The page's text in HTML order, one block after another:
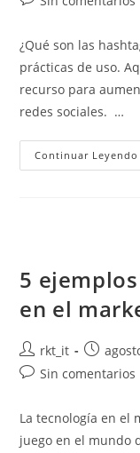
¿Qué son las
prácticas de uso.
recurso para
redes sociales. …
Continuar Leyendo
5
en el
rkt_it
Sin comentarios
La tecnología en el
juego en el mundo